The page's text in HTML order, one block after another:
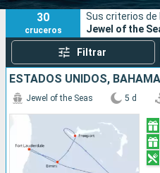
30
cruceros
Sus criterios de
Jewel of the
Filtrar
ESTADOS UNIDOS,
Jewel of the Seas 5 d